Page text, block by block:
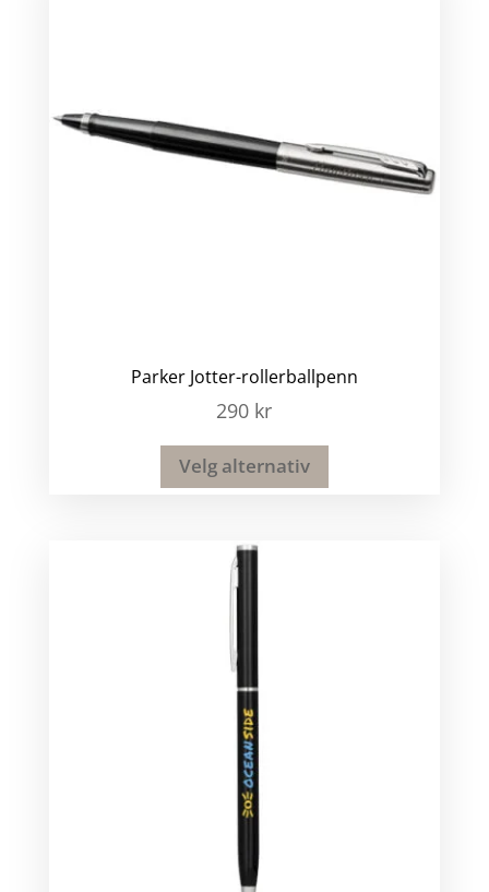
Parker Jotter-rollerballpenn
290 kr
Velg alternativ